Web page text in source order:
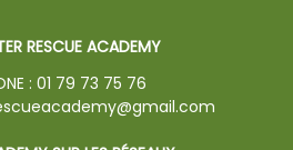
RESCUE ACADEMY
: 01 79 73 75 76